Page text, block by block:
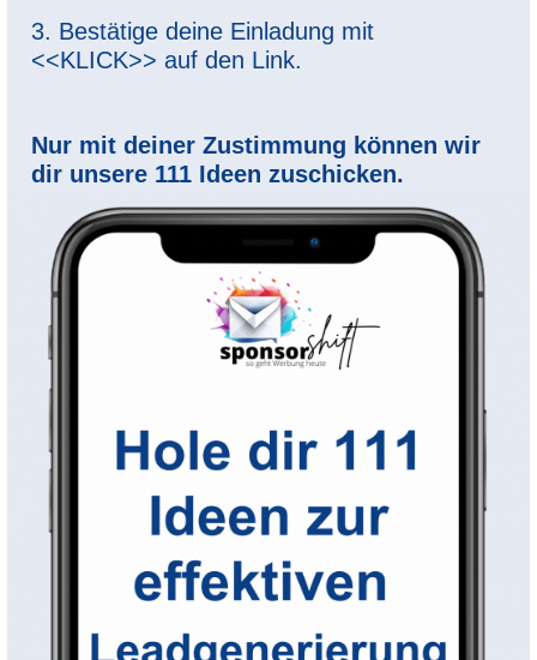
3. Bestätige deine Einladung mit
<<KLICK>> auf den Link.
Nur mit deiner Zustimmung können wir
dir unsere 111 Ideen zuschicken.